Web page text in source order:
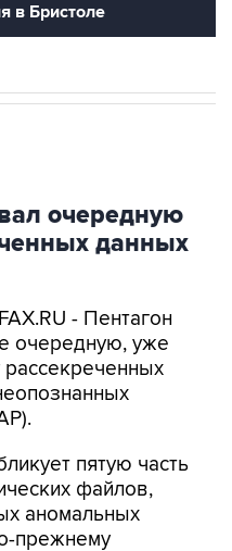
в Бристоле
очередную
данных
- Пентагон
очередную, уже
рассекреченных
пятую часть
файлов,
аномальных
прежнему